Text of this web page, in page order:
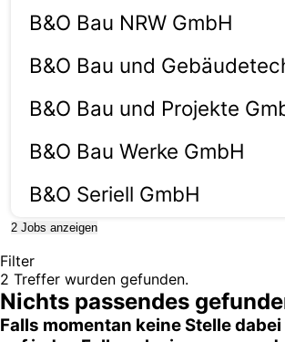
B&O Bau NRW GmbH
B&O Bau und
B&O Bau und Projekte
B&O Bau Werke GmbH
B&O Seriell GmbH
2 Jobs anzeigen
Filter
2 Treffer wurden gefunden.
Nichts passendes
Falls momentan keine Stelle